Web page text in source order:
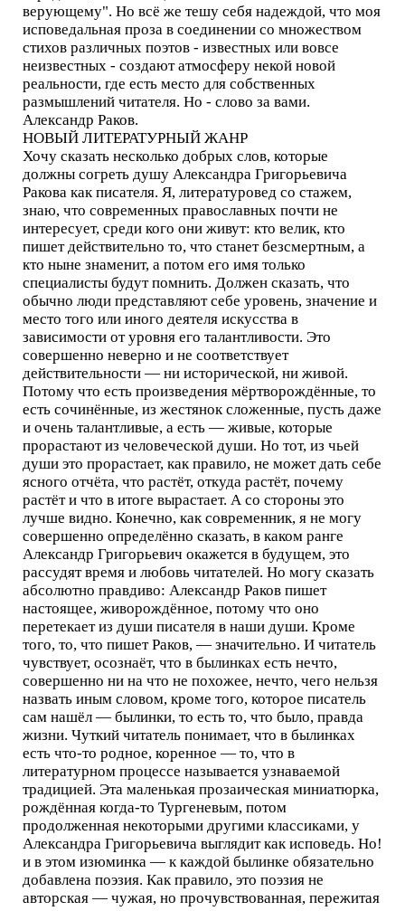
верующему". Но всё же тешу себя надеждой, что моя
исповедальная проза в соединении со множеством
стихов различных поэтов - известных или вовсе
неизвестных - создают атмосферу некой новой
реальности, где есть место для собственных
размышлений читателя. Но - слово за вами.
Александр Раков.
НОВЫЙ ЛИТЕРАТУРНЫЙ ЖАНР
Хочу сказать несколько добрых слов, которые
должны согреть душу Александра Григорьевича
Ракова как писателя. Я, литературовед со стажем,
знаю, что современных православных почти не
интересует, среди кого они живут: кто велик, кто
пишет действительно то, что станет безсмертным, а
кто ныне знаменит, а потом его имя только
специалисты будут помнить. Должен сказать, что
обычно люди представляют себе уровень, значение и
место того или иного деятеля искусства в
зависимости от уровня его талантливости. Это
совершенно неверно и не соответствует
действительности — ни исторической, ни живой.
Потому что есть произведения мёртворождённые, то
есть сочинённые, из жестянок сложенные, пусть даже
и очень талантливые, а есть — живые, которые
прорастают из человеческой души. Но тот, из чьей
души это прорастает, как правило, не может дать себе
ясного отчёта, что растёт, откуда растёт, почему
растёт и что в итоге вырастает. А со стороны это
лучше видно. Конечно, как современник, я не могу
совершенно определённо сказать, в каком ранге
Александр Григорьевич окажется в будущем, это
рассудят время и любовь читателей. Но могу сказать
абсолютно правдиво: Александр Раков пишет
настоящее, живорождённое, потому что оно
перетекает из души писателя в наши души. Кроме
того, то, что пишет Раков, — значительно. И читатель
чувствует, осознаёт, что в былинках есть нечто,
совершенно ни на что не похожее, нечто, чего нельзя
назвать иным словом, кроме того, которое писатель
сам нашёл — былинки, то есть то, что было, правда
жизни. Чуткий читатель понимает, что в былинках
есть что-то родное, коренное — то, что в
литературном процессе называется узнаваемой
традицией. Эта маленькая прозаическая миниатюрка,
рождённая когда-то Тургеневым, потом
продолженная некоторыми другими классиками, у
Александра Григорьевича выглядит как исповедь. Но!
и в этом изюминка — к каждой былинке обязательно
добавлена поэзия. Как правило, это поэзия не
авторская — чужая, но прочувствованная, пережитая